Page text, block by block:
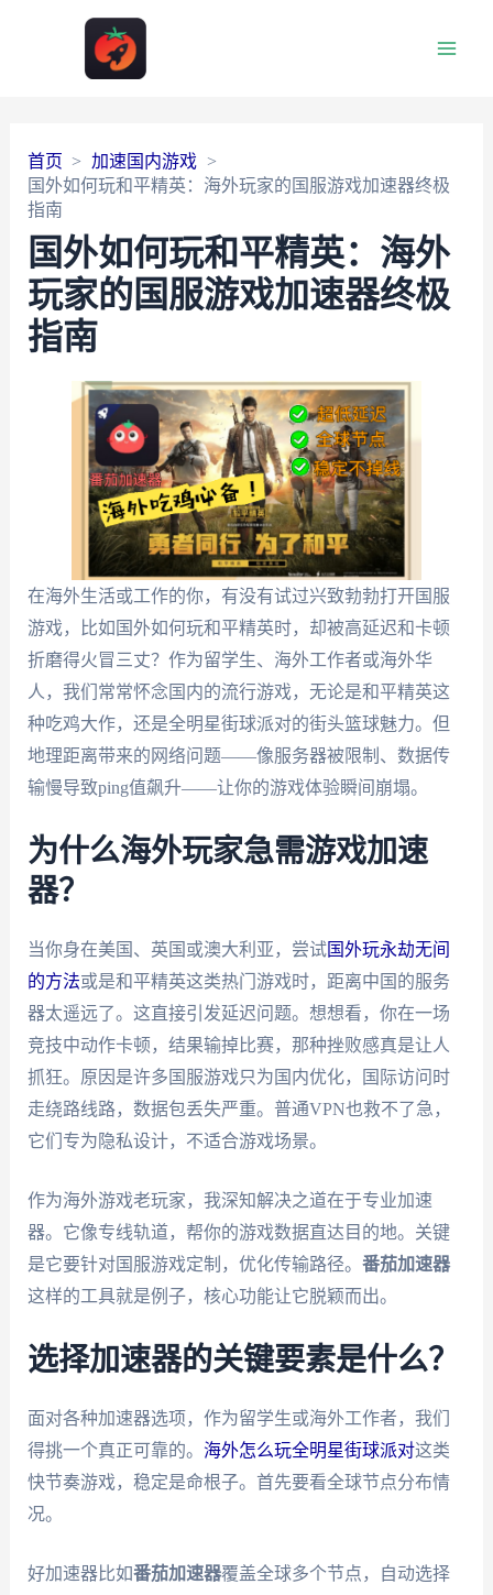
首页
加速国内游戏
国外如何玩和平精英：海外玩家的国服游戏加速器终极
指南
国外如何玩和平精英：海外
玩家的国服游戏加速器终极
指南
在海外生活或工作的你，有没有试过兴致勃勃打开国服
游戏，比如国外如何玩和平精英时，却被高延迟和卡顿
折磨得火冒三丈？作为留学生、海外工作者或海外华
人，我们常常怀念国内的流行游戏，无论是和平精英这
种吃鸡大作，还是全明星街球派对的街头篮球魅力。但
地理距离带来的网络问题——像服务器被限制、数据传
输慢导致ping值飙升——让你的游戏体验瞬间崩塌。
为什么海外玩家急需游戏加速
器？
当你身在美国、英国或澳大利亚，尝试国外玩永劫无间
的方法或是和平精英这类热门游戏时，距离中国的服务
器太遥远了。这直接引发延迟问题。想想看，你在一场
竞技中动作卡顿，结果输掉比赛，那种挫败感真是让人
抓狂。原因是许多国服游戏只为国内优化，国际访问时
走绕路线路，数据包丢失严重。普通VPN也救不了急，
它们专为隐私设计，不适合游戏场景。
作为海外游戏老玩家，我深知解决之道在于专业加速
器。它像专线轨道，帮你的游戏数据直达目的地。关键
是它要针对国服游戏定制，优化传输路径。 番茄加速器
这样的工具就是例子，核心功能让它脱颖而出。
选择加速器的关键要素是什么？
面对各种加速器选项，作为留学生或海外工作者，我们
得挑一个真正可靠的。 海外怎么玩全明星街球派对这类
快节奏游戏，稳定是命根子。首先要看全球节点分布情
况。
好加速器比如番茄加速器覆盖全球多个节点，自动选择